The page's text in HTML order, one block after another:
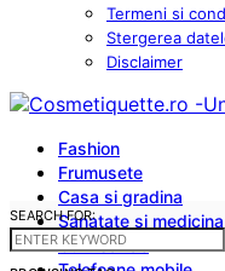
Termeni si
Stergerea
Disclaimer
Fashion
Frumusete
Casa si gradina
Sanatate si medicina
Cum sa fac
SEARCH FOR: